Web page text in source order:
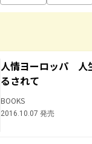
人情ヨーロッパ 人
るされて
BOOKS
2016.10.07 発売